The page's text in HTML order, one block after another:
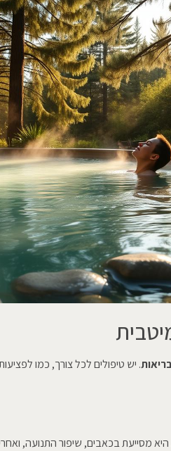
. יש טיפולים לכל צורך, כמו לפציעות
מסייעת בכאבים, שיפור התנועה, ואחרי